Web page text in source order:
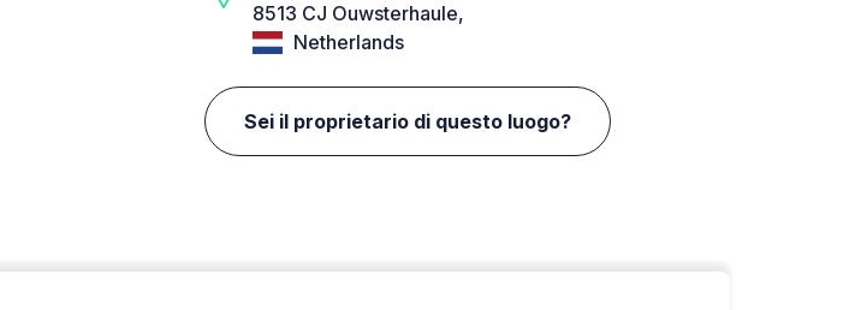
8513 CJ Ouwsterhaule,
Netherlands
Sei il proprietario di questo luogo?